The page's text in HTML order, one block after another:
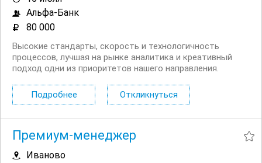
Альфа-Банк
80 000
Высокие стандарты, скорость и технологичность
процессов, лучшая на рынке аналитика и креативный
подход одни из приоритетов нашего направления.
представителей для доставки карт. Чем предстоит
заниматься: Доставлять клиентам банковские
Подробнее Откликнуться
Премиум-менеджер
Иваново